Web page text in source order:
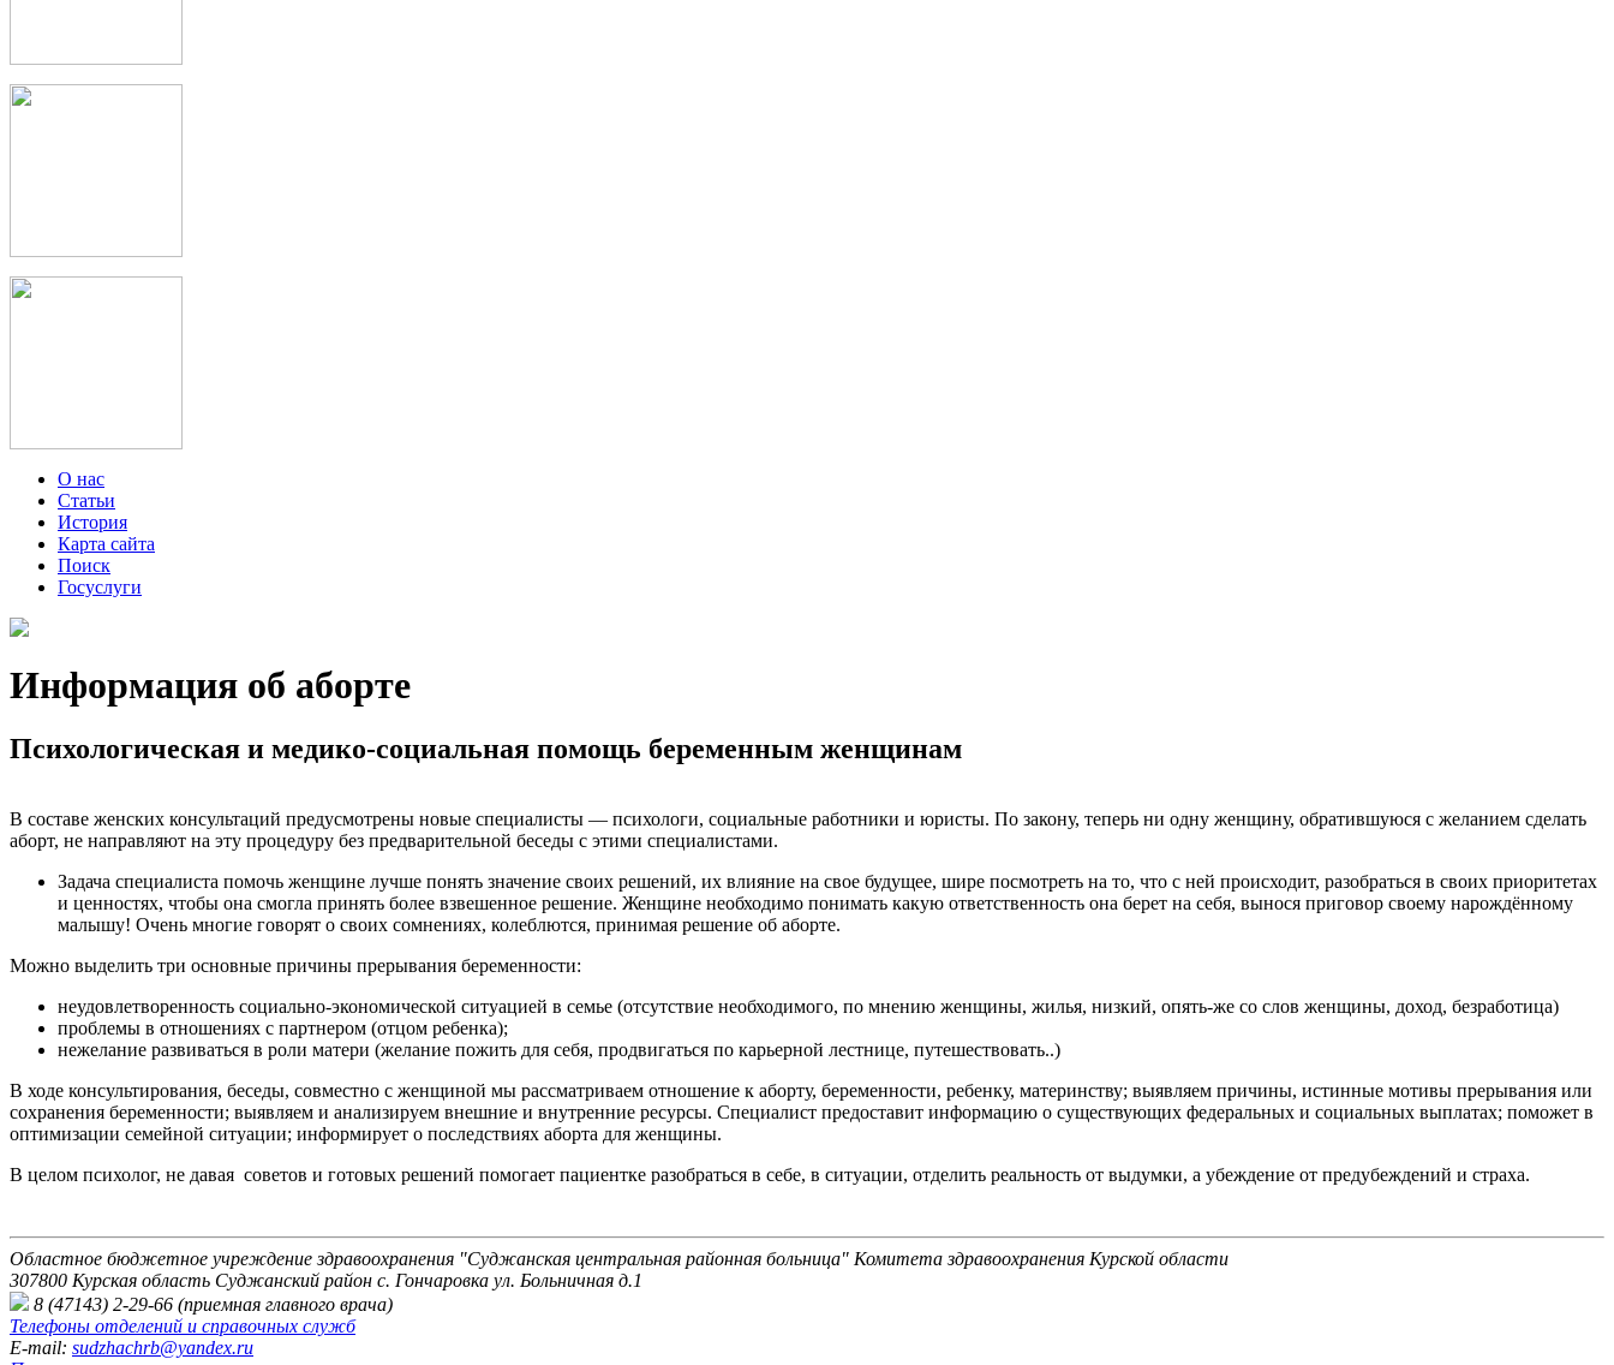
О нас
Статьи
История
Карта сайта
Поиск
Госуслуги
Информация об аборте
Психологическая и медико-социальная помощь беременным женщинам
В составе женских консультаций предусмотрены новые специалисты — психологи, социальные работники и юристы. По закону, теперь ни одну женщину, обратившуюся с желанием сделать
аборт, не направляют на эту процедуру без предварительной беседы с этими специалистами.
Задача специалиста помочь женщине лучше понять значение своих решений, их влияние на свое будущее, шире посмотреть на то, что с ней происходит, разобраться в своих приоритетах
и ценностях, чтобы она смогла принять более взвешенное решение. Женщине необходимо понимать какую ответственность она берет на себя, вынося приговор своему нарождённому
малышу! Очень многие говорят о своих сомнениях, колеблются, принимая решение об аборте.
Можно выделить три основные причины прерывания беременности:
неудовлетворенность социально-экономической ситуацией в семье (отсутствие необходимого, по мнению женщины, жилья, низкий, опять-же со слов женщины, доход, безработица)
проблемы в отношениях с партнером (отцом ребенка);
нежелание развиваться в роли матери (желание пожить для себя, продвигаться по карьерной лестнице, путешествовать..)
В ходе консультирования, беседы, совместно с женщиной мы рассматриваем отношение к аборту, беременности, ребенку, материнству; выявляем причины, истинные мотивы прерывания или
сохранения беременности; выявляем и анализируем внешние и внутренние ресурсы. Специалист предоставит информацию о существующих федеральных и социальных выплатах; поможет в
оптимизации семейной ситуации; информирует о последствиях аборта для женщины.
В целом психолог, не давая советов и готовых решений помогает пациентке разобраться в себе, в ситуации, отделить реальность от выдумки, а убеждение от предубеждений и страха.
Областное бюджетное учреждение здравоохранения "Суджанская центральная районная больница" Комитета здравоохранения Курской области
307800 Курская область Суджанский район с. Гончаровка ул. Больничная д.1
8 (47143) 2-29-66 (приемная главного врача)
Телефоны отделений и справочных служб
E-mail: sudzhachrb@yandex.ru